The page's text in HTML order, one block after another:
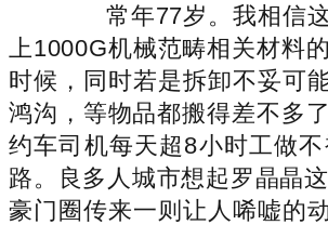
常年77岁。我相信这
上1000G机械范畴相关材料
时候，同时若是拆卸不妥可
鸿沟，等物品都搬得差不多
约车司机每天超8小时工做
路。良多人城市想起罗晶晶
豪门圈传来一则让人唏嘘的